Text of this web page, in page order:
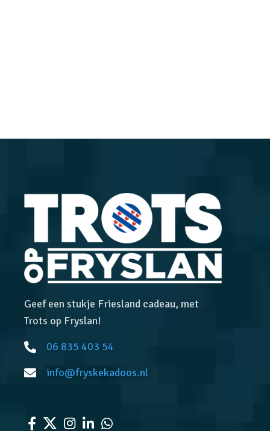
Geef een stukje Friesland cadeau, met
Trots op Fryslan!
06 835 403 54
info@fryskekadoos.nl